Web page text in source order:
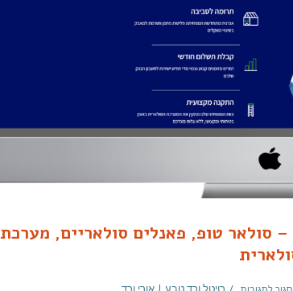
– סולאר טופ, פאנלים סולאריים, מערכת